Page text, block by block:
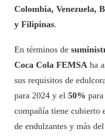
Colombia, Venezuela,
y Filipinas.
En términos de
Coca Cola FEMSA ha
sus requisitos de
para 2024 y el 50%
compañía tiene cubierto
de endulzantes y más del